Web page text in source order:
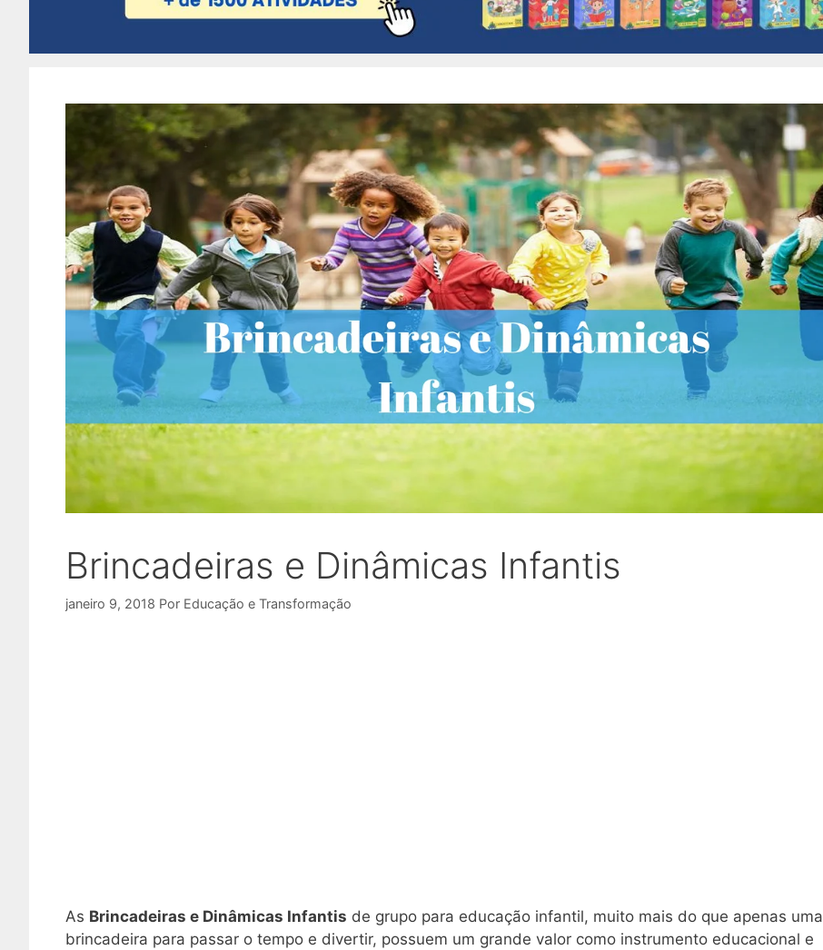
Brincadeiras e Dinâmicas Infantis
janeiro 9, 2018 Por Educação e Transformação
As Brincadeiras e Dinâmicas Infantis de grupo para educação infantil, muito mais do que apenas uma
brincadeira para passar o tempo e divertir, possuem um grande valor como instrumento educacional e